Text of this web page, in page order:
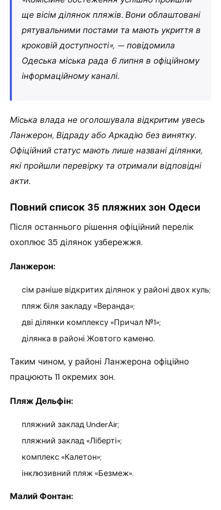
ще вісім ділянок пляжів. Вони облаштовані
рятувальними постами та мають укриття в
кроковій доступності», — повідомила
Одеська міська рада 6 липня в офіційному
інформаційному каналі.
Міська влада не оголошувала відкритим увесь
Ланжерон, Відраду або Аркадію без винятку.
Офіційний статус мають лише названі ділянки,
які пройшли перевірку та отримали відповідні
акти.
Повний список 35 пляжних зон Одеси
Після останнього рішення офіційний перелік
охоплює 35 ділянок узбережжя.
Ланжерон:
сім раніше відкритих ділянок у районі двох куль;
пляж біля закладу «Веранда»;
дві ділянки комплексу «Причал №1»;
ділянка в районі Жовтого каменю.
Таким чином, у районі Ланжерона офіційно
працюють 11 окремих зон.
Пляж Дельфін:
пляжний заклад UnderAir;
пляжний заклад «Ліберті»;
комплекс «Калетон»;
інклюзивний пляж «Безмеж».
Малий Фонтан: